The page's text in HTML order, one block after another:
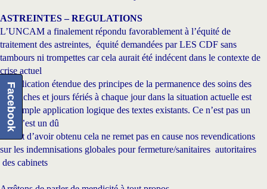
ASTREINTES – REGULATIONS
L’UNCAM a finalement répondu favorablement à l’équité de
traitement des astreintes, équité demandées par LES CDF sans
tambours ni trompettes car cela aurait été indécent dans le contexte de
crise actuel
L’application étendue des principes de la permanence des soins des
dimanches et jours fériés à chaque jour dans la situation actuelle est
une simple application logique des textes existants. Ce n’est pas un
plus c’est un dû
Le fait d’avoir obtenu cela ne remet pas en cause nos revendications
sur les indemnisations globales pour fermeture/sanitaires autoritaires
des cabinets
Facebook